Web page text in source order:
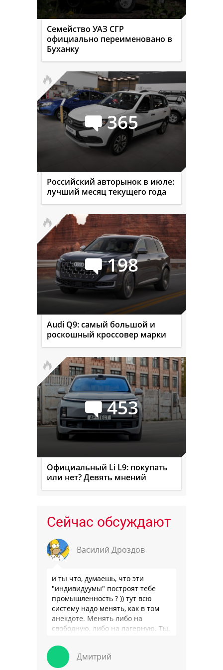
Семейство УАЗ СГР
официально переименовано в
Буханку
365
Российский авторынок в июле:
лучший месяц текущего года
198
Audi Q9: самый большой и
роскошный кроссовер марки
453
Официальный Li L9: покупать
или нет? Девять мнений
Сейчас обсуждают
Василий Дроздов
и ты что, думаешь, что эти
"индивидуумы" построят тебе
промышленность ? )) тут всю
систему надо менять, как в том
анекдоте. Менять либо на
свободную, либо на лагерную. Ты,
Дмитрий